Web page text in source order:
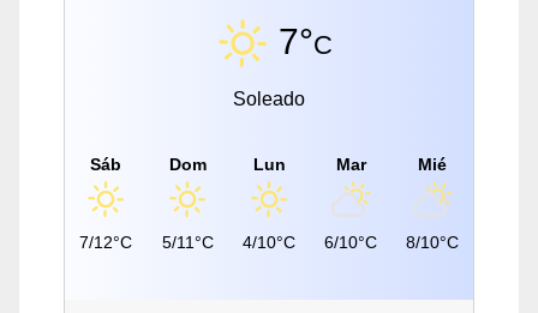
7°C
Soleado
Sáb
7/12°C
Dom
5/11°C
Lun
4/10°C
Mar
6/10°C
Mié
8/10°C